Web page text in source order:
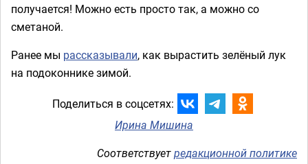
получается! Можно есть просто так, а можно со
сметаной.
Ранее мы рассказывали, как вырастить зелёный лук
на подоконнике зимой.
Поделиться в соцсетях:
Ирина Мишина
Соответствуетредакционной политике